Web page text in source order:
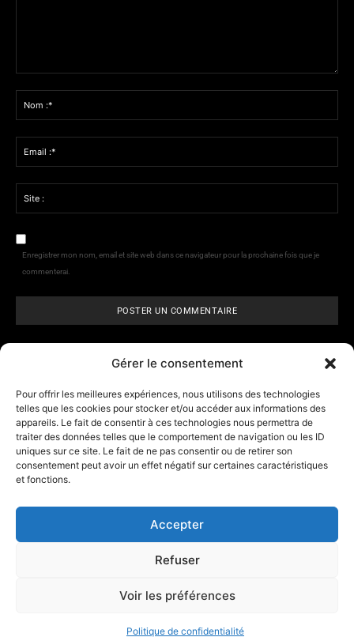
Gérer le consentement
Pour offrir les meilleures expériences, nous utilisons des technologies
telles que les cookies pour stocker et/ou accéder aux informations des
appareils. Le fait de consentir à ces technologies nous permettra de
traiter des données telles que le comportement de navigation ou les ID
uniques sur ce site. Le fait de ne pas consentir ou de retirer son
consentement peut avoir un effet négatif sur certaines caractéristiques
et fonctions.
Accepter
Refuser
Voir les préférences
Politique de confidentialité
:
Enregistrer mon nom, email et site web dans ce navigateur pour la prochaine fois que je
commenterai.
ARCANE VISIONS- Tarologie,
numérologie et
horoscope
Mentions légales